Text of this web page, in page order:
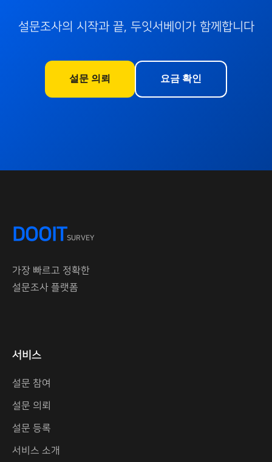
설문조사의 시작과 끝, 두잇서베이가 함께합니다
설문 의뢰 요금 확인
DOOITSURVEY
가장 빠르고 정확한
설문조사 플랫폼
서비스
설문 참여
설문 의뢰
설문 등록
서비스 소개